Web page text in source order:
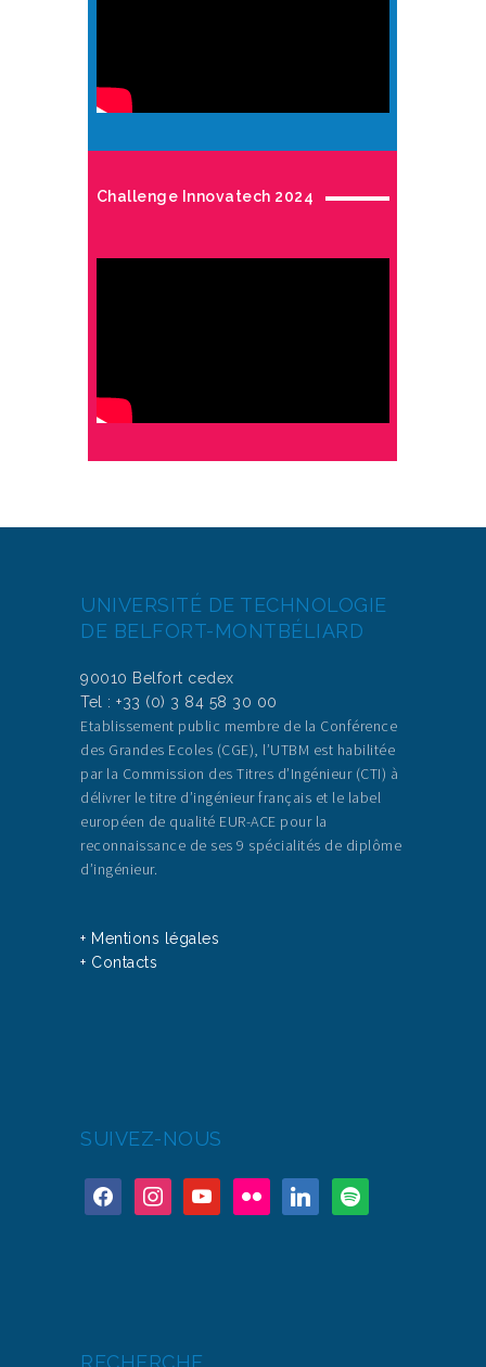
Challenge Innovatech 2024
UNIVERSITÉ DE TECHNOLOGIE
DE BELFORT-MONTBÉLIARD
90010 Belfort cedex
Tel : +33 (0) 3 84 58 30 00
Etablissement public membre de la Conférence
des Grandes Ecoles (CGE), l’UTBM est habilitée
par la Commission des Titres d’Ingénieur (CTI) à
délivrer le titre d’ingénieur français et le label
européen de qualité EUR-ACE pour la
reconnaissance de ses 9 spécialités de diplôme
d’ingénieur.
+ Mentions légales
+ Contacts
SUIVEZ-NOUS
RECHERCHE